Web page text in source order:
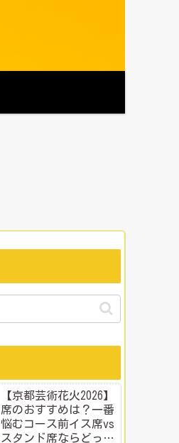
【京都芸術花火2026】
席のおすすめは？一番
悩むコース前イス席vs
スタンド席ならどっ